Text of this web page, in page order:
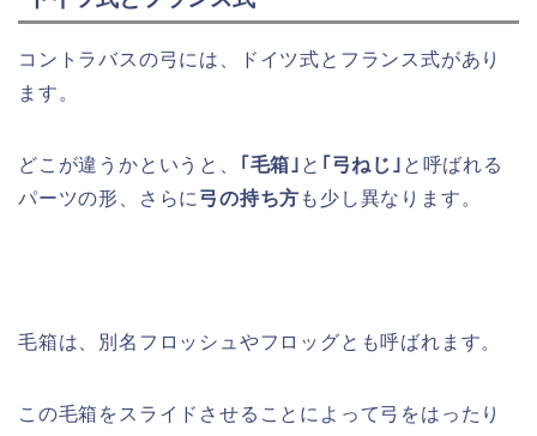
コントラバスの弓には、ドイツ式とフランス式があり
ます。
どこが違うかというと、 ｢毛箱｣ と ｢弓ねじ｣ と呼ばれる
パーツの形、さらに 弓の持ち方 も少し異なります。
毛箱は、別名フロッシュやフロッグとも呼ばれます。
この毛箱をスライドさせることによって弓をはったり